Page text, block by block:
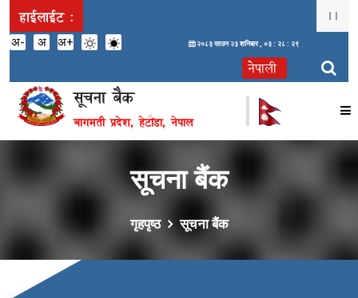
हाईलाईट :
अ- अ अ+ २०८३ साउन २३ शनिबार , ०३ : २८ : २९
सूचना बैंक
बागमती प्रदेश, हेटौंडा, नेपाल
सूचना बैंक
गृहपृष्ठ सूचना बैंक